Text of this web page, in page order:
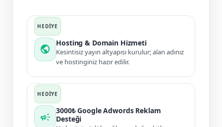
public
Hosting & Domain Hizmeti
Kesintisiz yayın altyapısı kurulur; alan adınız
ve hostinginiz hazır edilir.
campaign
3000₺ Google Adwords Reklam
Desteği